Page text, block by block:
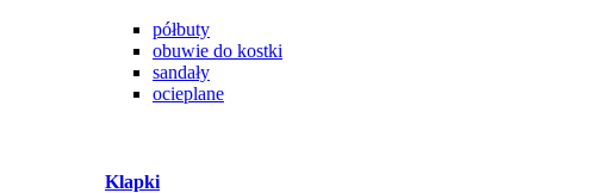
półbuty
obuwie do kostki
sandały
ocieplane
Klapki